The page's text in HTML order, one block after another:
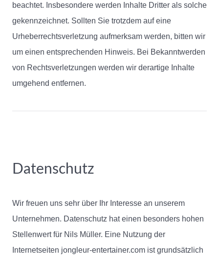
beachtet. Insbesondere werden Inhalte Dritter als solche
gekennzeichnet. Sollten Sie trotzdem auf eine
Urheberrechtsverletzung aufmerksam werden, bitten wir
um einen entsprechenden Hinweis. Bei Bekanntwerden
von Rechtsverletzungen werden wir derartige Inhalte
umgehend entfernen.
Datenschutz
Wir freuen uns sehr über Ihr Interesse an unserem
Unternehmen. Datenschutz hat einen besonders hohen
Stellenwert für Nils Müller. Eine Nutzung der
Internetseiten jongleur-entertainer.com ist grundsätzlich